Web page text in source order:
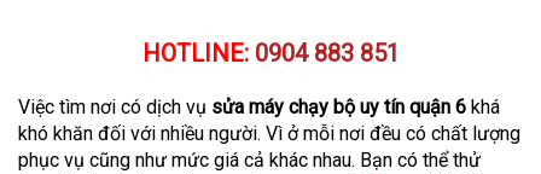
HOTLINE: 0904 883 851
Việc tìm nơi có dịch vụ sửa máy chạy bộ uy tín quận 6 khá
khó khăn đối với nhiều người. Vì ở mỗi nơi đều có chất lượng
phục vụ cũng như mức giá cả khác nhau. Bạn có thể thử